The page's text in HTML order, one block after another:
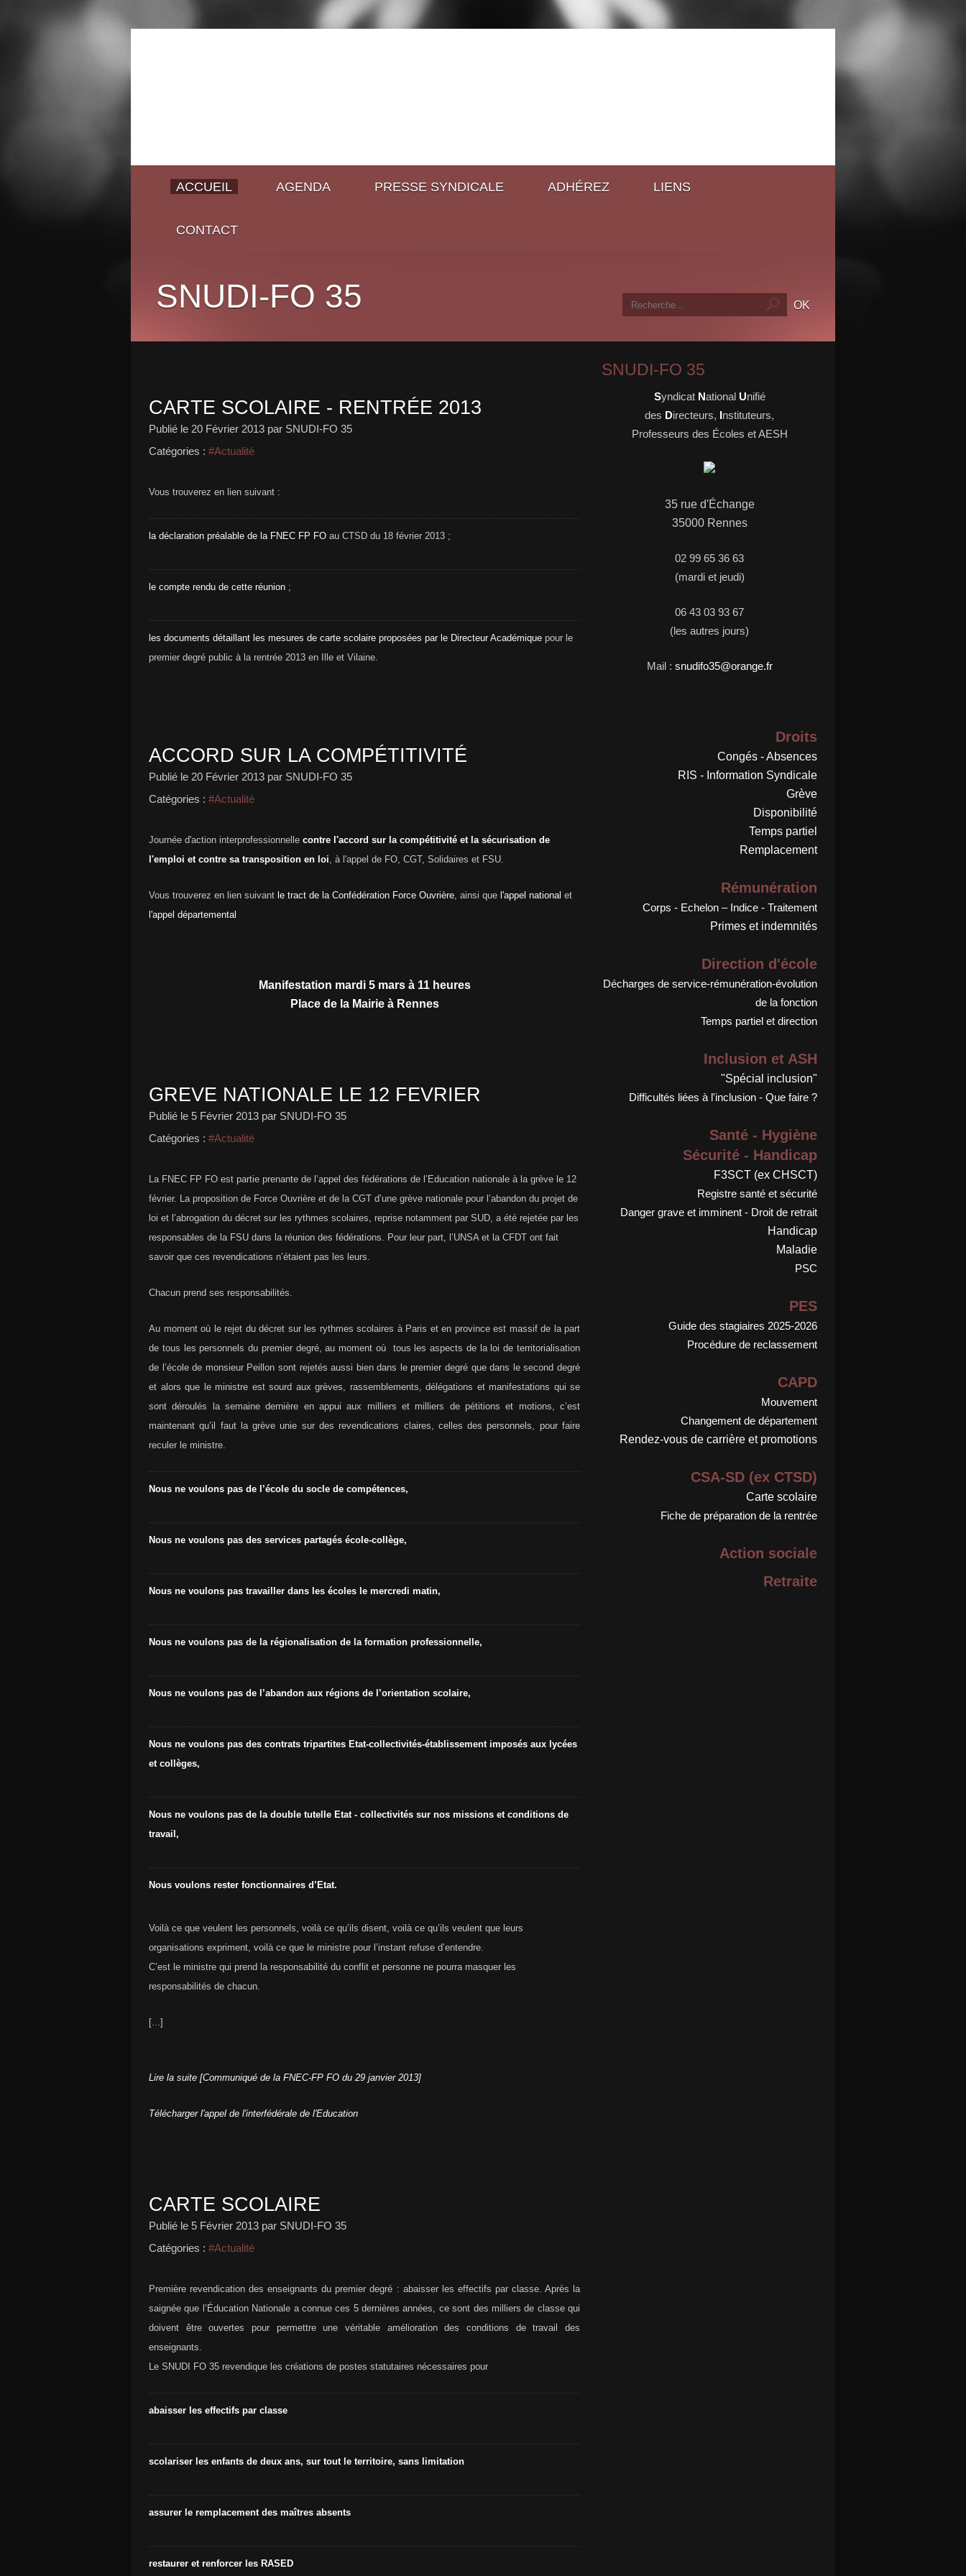
ACCUEIL AGENDA PRESSE SYNDICALE ADHÉREZ LIENS
CONTACT
SNUDI-FO 35
CARTE SCOLAIRE - RENTRÉE 2013
Publié le 20 Février 2013 par SNUDI-FO 35
Catégories : #Actualité
Vous trouverez en lien suivant :
la déclaration préalable de la FNEC FP FO au CTSD du 18 février 2013 ;
le compte rendu de cette réunion ;
les documents détaillant les mesures de carte scolaire proposées par le Directeur Académique pour le
premier degré public à la rentrée 2013 en Ille et Vilaine.
ACCORD SUR LA COMPÉTITIVITÉ
Publié le 20 Février 2013 par SNUDI-FO 35
Catégories : #Actualité
Journée d'action interprofessionnelle contre l'accord sur la compétitivité et la sécurisation de
l'emploi et contre sa transposition en loi, à l'appel de FO, CGT, Solidaires et FSU.
Vous trouverez en lien suivant le tract de la Confédération Force Ouvrière, ainsi que l'appel national et
l'appel départemental
Manifestation mardi 5 mars à 11 heures
Place de la Mairie à Rennes
GREVE NATIONALE LE 12 FEVRIER
Publié le 5 Février 2013 par SNUDI-FO 35
Catégories : #Actualité
La FNEC FP FO est partie prenante de l’appel des fédérations de l’Education nationale à la grève le 12
février. La proposition de Force Ouvrière et de la CGT d’une grève nationale pour l’abandon du projet de
loi et l’abrogation du décret sur les rythmes scolaires, reprise notamment par SUD, a été rejetée par les
responsables de la FSU dans la réunion des fédérations. Pour leur part, l’UNSA et la CFDT ont fait
savoir que ces revendications n’étaient pas les leurs.
Chacun prend ses responsabilités.
Au moment où le rejet du décret sur les rythmes scolaires à Paris et en province est massif de la part
de tous les personnels du premier degré, au moment où tous les aspects de la loi de territorialisation
de l’école de monsieur Peillon sont rejetés aussi bien dans le premier degré que dans le second degré
et alors que le ministre est sourd aux grèves, rassemblements, délégations et manifestations qui se
sont déroulés la semaine dernière en appui aux milliers et milliers de pétitions et motions, c’est
maintenant qu’il faut la grève unie sur des revendications claires, celles des personnels, pour faire
reculer le ministre.
Nous ne voulons pas de l’école du socle de compétences,
Nous ne voulons pas des services partagés école-collège,
Nous ne voulons pas travailler dans les écoles le mercredi matin,
Nous ne voulons pas de la régionalisation de la formation professionnelle,
Nous ne voulons pas de l’abandon aux régions de l’orientation scolaire,
Nous ne voulons pas des contrats tripartites Etat-collectivités-établissement imposés aux lycées
et collèges,
Nous ne voulons pas de la double tutelle Etat - collectivités sur nos missions et conditions de
travail,
Nous voulons rester fonctionnaires d’Etat.
Voilà ce que veulent les personnels, voilà ce qu’ils disent, voilà ce qu’ils veulent que leurs
organisations expriment, voilà ce que le ministre pour l’instant refuse d’entendre.
C’est le ministre qui prend la responsabilité du conflit et personne ne pourra masquer les
responsabilités de chacun.
[...]
Lire la suite [Communiqué de la FNEC-FP FO du 29 janvier 2013]
Télécharger l'appel de l'interfédérale de l'Education
CARTE SCOLAIRE
Publié le 5 Février 2013 par SNUDI-FO 35
Catégories : #Actualité
Première revendication des enseignants du premier degré : abaisser les effectifs par classe. Après la
saignée que l’Éducation Nationale a connue ces 5 dernières années, ce sont des milliers de classe qui
doivent être ouvertes pour permettre une véritable amélioration des conditions de travail des
enseignants.
Le SNUDI FO 35 revendique les créations de postes statutaires nécessaires pour
abaisser les effectifs par classe
scolariser les enfants de deux ans, sur tout le territoire, sans limitation
assurer le remplacement des maîtres absents
restaurer et renforcer les RASED
SNUDI-FO 35
Syndicat National Unifié
des Directeurs, Instituteurs,
Professeurs des Écoles et AESH
35 rue d'Échange
35000 Rennes
02 99 65 36 63
(mardi et jeudi)
06 43 03 93 67
(les autres jours)
Mail : snudifo35@orange.fr
Droits
Congés - Absences
RIS - Information Syndicale
Grève
Disponibilité
Temps partiel
Remplacement
Rémunération
Corps - Echelon – Indice - Traitement
Primes et indemnités
Direction d'école
Décharges de service-rémunération-évolution
de la fonction
Temps partiel et direction
Inclusion et ASH
"Spécial inclusion"
Difficultés liées à l'inclusion - Que faire ?
Santé - Hygiène
Sécurité - Handicap
F3SCT (ex CHSCT)
Registre santé et sécurité
Danger grave et imminent - Droit de retrait
Handicap
Maladie
PSC
PES
Guide des stagiaires 2025-2026
Procédure de reclassement
CAPD
Mouvement
Changement de département
Rendez-vous de carrière et promotions
CSA-SD (ex CTSD)
Carte scolaire
Fiche de préparation de la rentrée
Action sociale
Retraite